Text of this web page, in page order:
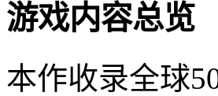
游戏内容总览
本作收录全球